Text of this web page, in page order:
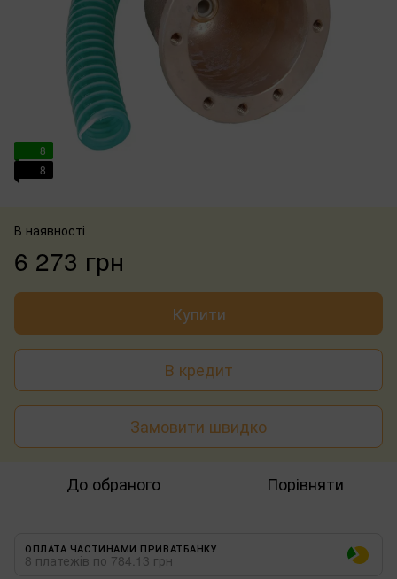
8
8
В наявності
6 273 грн
Купити
В кредит
Замовити швидко
До обраного Порівняти
ОПЛАТА ЧАСТИНАМИ ПРИВАТБАНКУ
8 платежів по 784.13 грн